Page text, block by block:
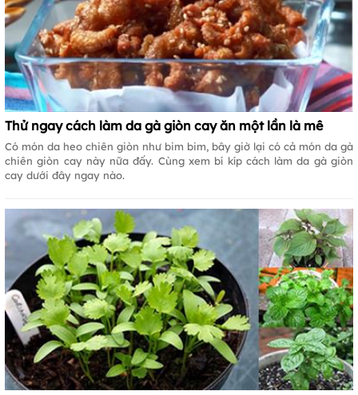
Thử ngay cách làm da gà giòn cay ăn một lần là mê
Có món da heo chiên giòn như bim bim, bây giờ lại có cả món da gà
chiên giòn cay này nữa đấy. Cùng xem bí kíp cách làm da gà giòn
cay dưới đây ngay nào.